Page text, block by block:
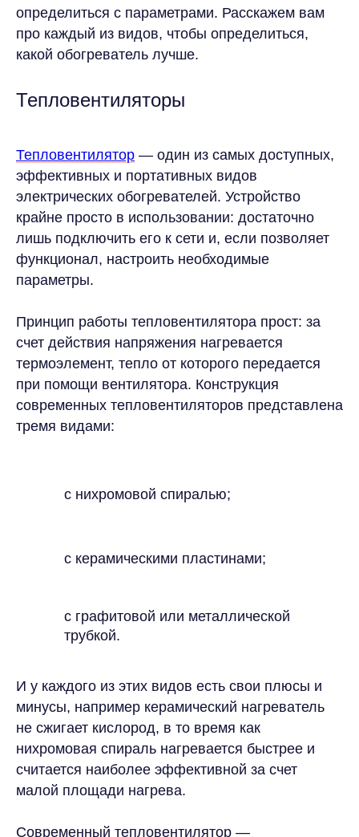
определиться с параметрами. Расскажем вам
про каждый из видов, чтобы определиться,
какой обогреватель лучше.
Тепловентиляторы
Тепловентилятор — один из самых доступных,
эффективных и портативных видов
электрических обогревателей. Устройство
крайне просто в использовании: достаточно
лишь подключить его к сети и, если позволяет
функционал, настроить необходимые
параметры.
Принцип работы тепловентилятора прост: за
счет действия напряжения нагревается
термоэлемент, тепло от которого передается
при помощи вентилятора. Конструкция
современных тепловентиляторов представлена
тремя видами:
с нихромовой спиралью;
с керамическими пластинами;
с графитовой или металлической
трубкой.
И у каждого из этих видов есть свои плюсы и
минусы, например керамический нагреватель
не сжигает кислород, в то время как
нихромовая спираль нагревается быстрее и
считается наиболее эффективной за счет
малой площади нагрева.
Современный тепловентилятор —